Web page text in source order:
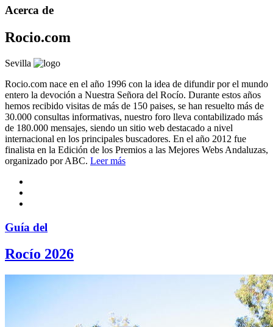
Acerca de
Rocio.com
Sevilla
Rocio.com nace en el año 1996 con la idea de difundir por el mundo
entero la devoción a Nuestra Señora del Rocío. Durante estos años
hemos recibido visitas de más de 150 paises, se han resuelto más de
30.000 consultas informativas, nuestro foro lleva contabilizado más
de 180.000 mensajes, siendo un sitio web destacado a nivel
internacional en los principales buscadores. En el año 2012 fue
finalista en la Edición de los Premios a las Mejores Webs Andaluzas,
organizado por ABC. Leer más
Guía del
Rocío 2026